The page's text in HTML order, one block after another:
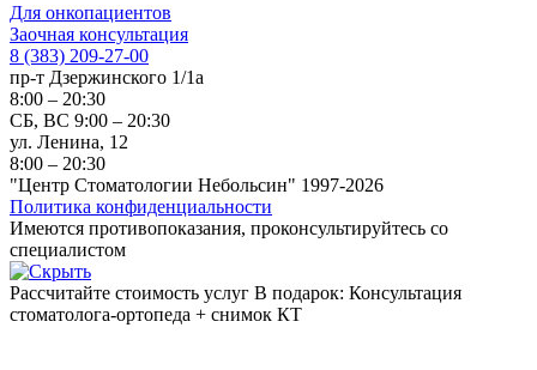
Для онкопациентов
Заочная консультация
8 (383) 209-27-00
пр-т Дзержинского 1/1а
8:00 – 20:30
СБ, ВС 9:00 – 20:30
ул. Ленина, 12
8:00 – 20:30
"Центр Стоматологии Небольсин" 1997-2026
Политика конфиденциальности
Имеются противопоказания, проконсультируйтесь со
специалистом
Рассчитайте стоимость услуг В подарок: Консультация
стоматолога-ортопеда + снимок КТ